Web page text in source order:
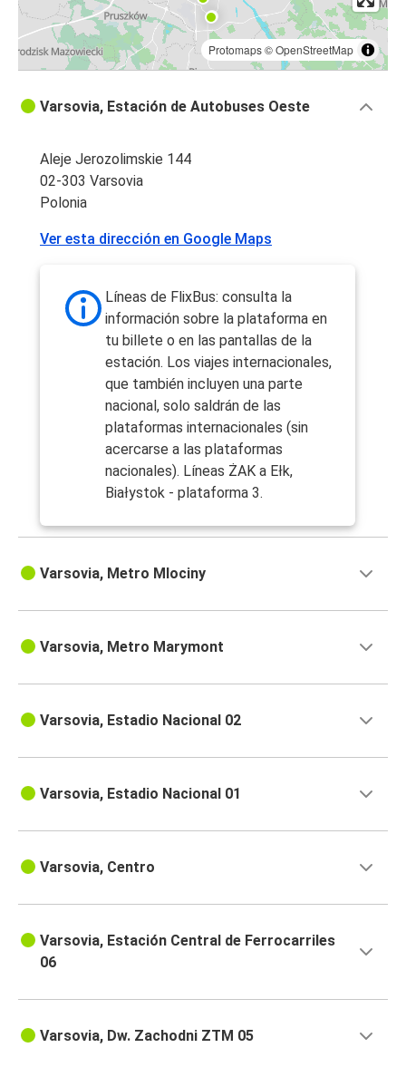
Protomaps©OpenStreetMap
Varsovia, Estación de Autobuses Oeste
Aleje Jerozolimskie 144
02-303 Varsovia
Polonia
Ver esta dirección en Google Maps
Líneas de FlixBus: consulta la
información sobre la plataforma en
tu billete o en las pantallas de la
estación. Los viajes internacionales,
que también incluyen una parte
nacional, solo saldrán de las
plataformas internacionales (sin
acercarse a las plataformas
nacionales). Líneas ŻAK a Ełk,
Białystok - plataforma 3.
Varsovia, Metro Mlociny
Varsovia, Metro Marymont
Varsovia, Estadio Nacional 02
Varsovia, Estadio Nacional 01
Varsovia, Centro
Varsovia, Estación Central de Ferrocarriles
06
Varsovia, Dw. Zachodni ZTM 05